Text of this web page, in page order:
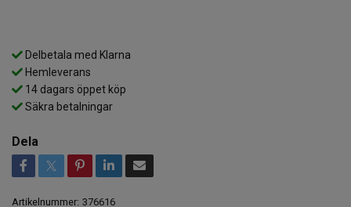
Delbetala med Klarna
Hemleverans
14 dagars öppet köp
Säkra betalningar
Dela
Artikelnummer: 376616